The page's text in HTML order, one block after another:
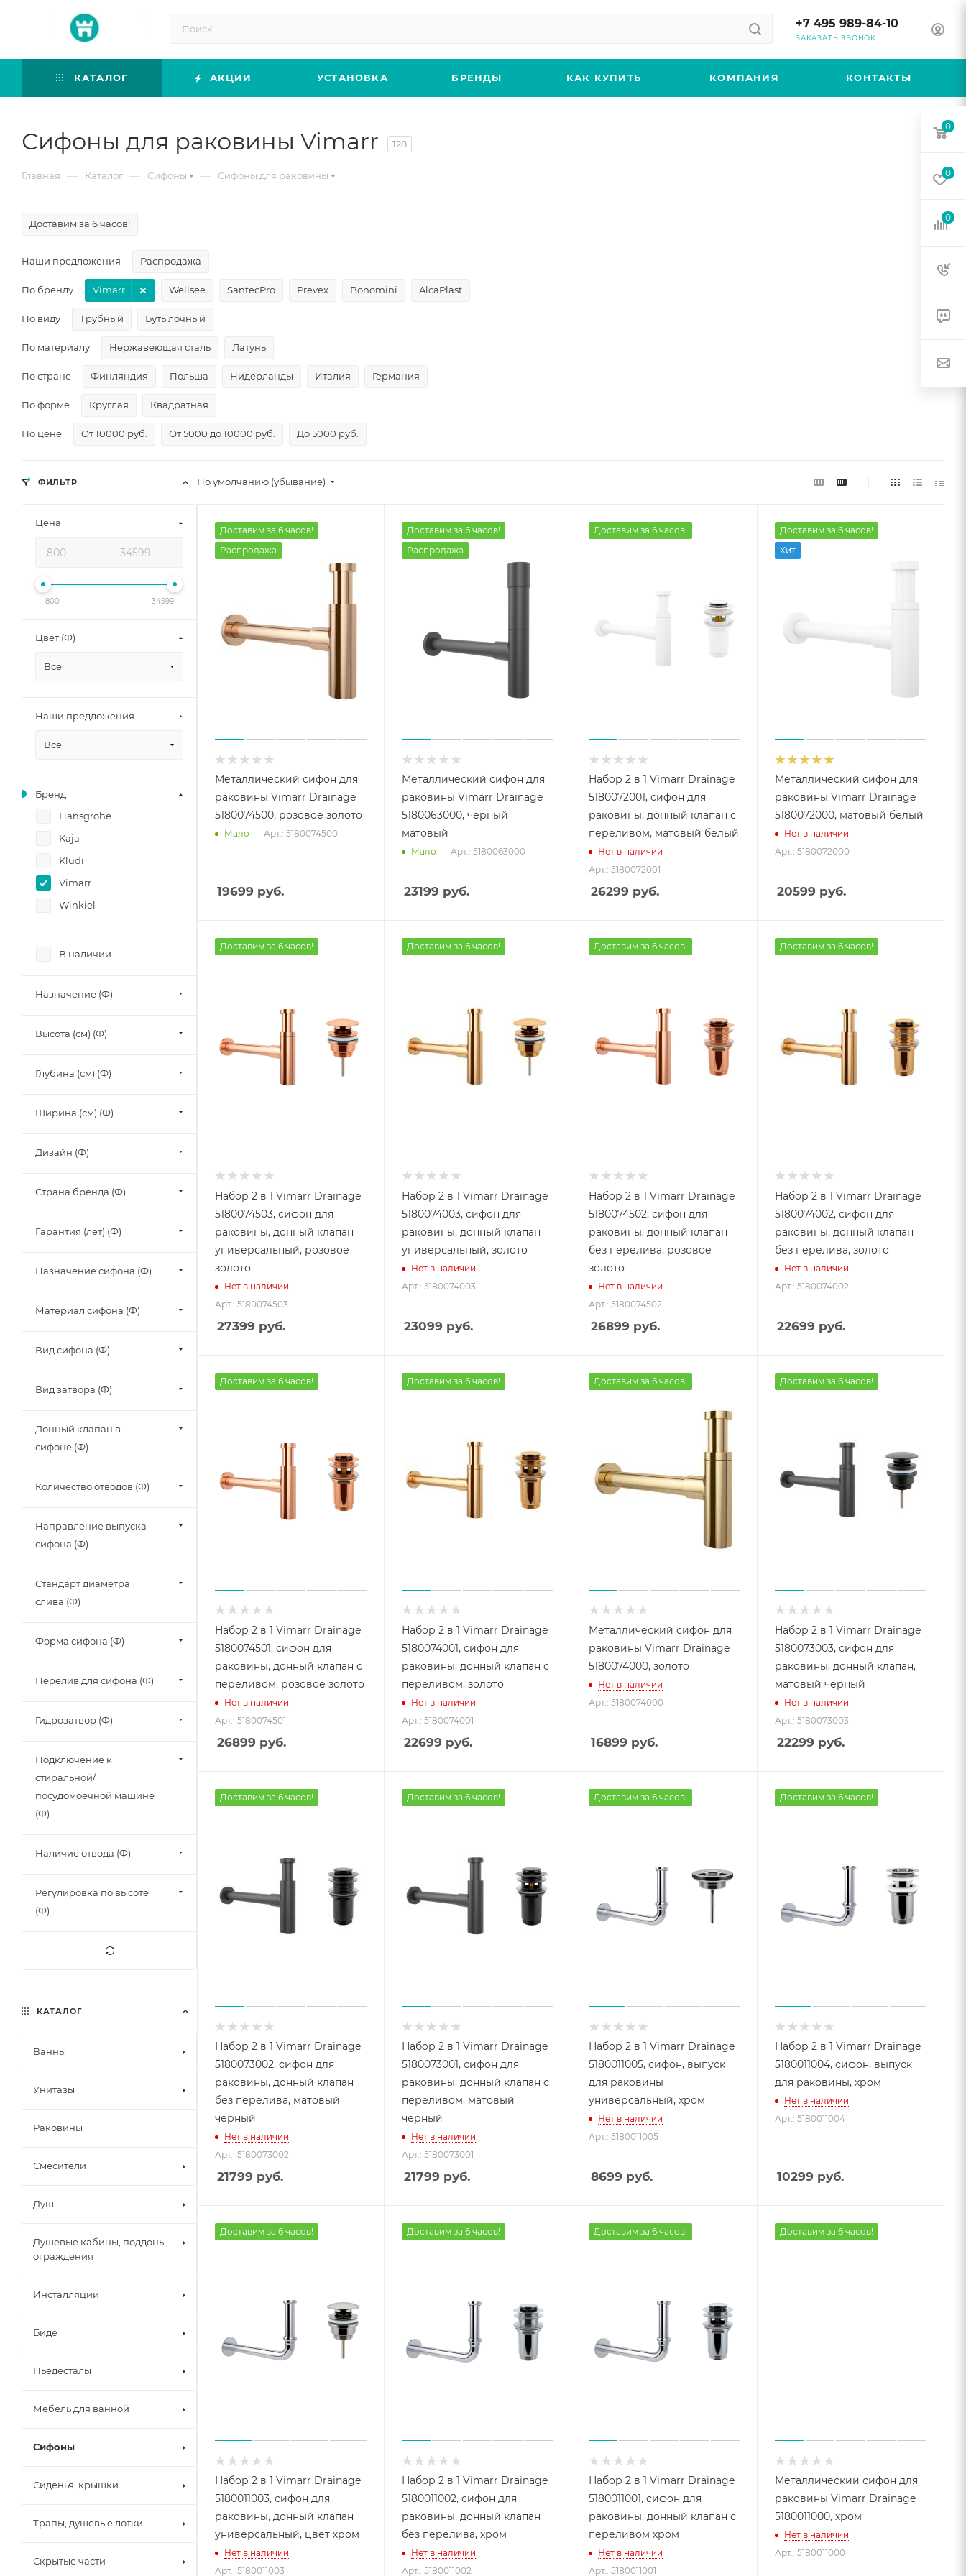
+7 495 989-84-10
ЗАКАЗАТЬ ЗВОНОК
КАТАЛОГ АКЦИИ УСТАНОВКА БРЕНДЫ КАК КУПИТЬ КОМПАНИЯ КОНТАКТЫ
Сифоны для раковины Vimarr 128
Главная — Каталог — Сифоны — Сифоны для раковины
Доставим за 6 часов!
Наши предложения Распродажа
По бренду Wellsee
Vimarr SantecPro Prevex Bonomini AlcaPlast
По виду Трубный Бутылочный
По материалу Нержавеющая сталь Латунь
По стране Финляндия Польша Нидерланды Италия Германия
По форме Круглая Квадратная
По цене От 10000 руб. От 5000 до 10000 руб. До 5000 руб.
По умолчанию (убывание)
Доставим за 6 часов!
Распродажа
Металлический сифон для
раковины Vimarr Drainage
5180074500, розовое золото
Мало Арт.: 5180074500
19699 руб.
Доставим за 6 часов!
Распродажа
Металлический сифон для
раковины Vimarr Drainage
5180063000, черный
матовый
Мало Арт.: 5180063000
23199 руб.
Доставим за 6 часов!
Набор 2 в 1 Vimarr Drainage
5180072001, сифон для
раковины, донный клапан с
переливом, матовый белый
Нет в наличии
Арт.: 5180072001
26299 руб.
Доставим за 6 часов!
Хит
Металлический сифон для
раковины Vimarr Drainage
5180072000, матовый белый
Нет в наличии
Арт.: 5180072000
20599 руб.
Доставим за 6 часов!
Набор 2 в 1 Vimarr Drainage
5180074503, сифон для
раковины, донный клапан
универсальный, розовое
золото
Нет в наличии
Арт.: 5180074503
27399 руб.
Доставим за 6 часов!
Набор 2 в 1 Vimarr Drainage
5180074003, сифон для
раковины, донный клапан
универсальный, золото
Нет в наличии
Арт.: 5180074003
23099 руб.
Доставим за 6 часов!
Набор 2 в 1 Vimarr Drainage
5180074502, сифон для
раковины, донный клапан
без перелива, розовое
золото
Нет в наличии
Арт.: 5180074502
26899 руб.
Доставим за 6 часов!
Набор 2 в 1 Vimarr Drainage
5180074002, сифон для
раковины, донный клапан
без перелива, золото
Нет в наличии
Арт.: 5180074002
22699 руб.
Доставим за 6 часов!
Набор 2 в 1 Vimarr Drainage
5180074501, сифон для
раковины, донный клапан с
переливом, розовое золото
Нет в наличии
Арт.: 5180074501
26899 руб.
Доставим за 6 часов!
Набор 2 в 1 Vimarr Drainage
5180074001, сифон для
раковины, донный клапан с
переливом, золото
Нет в наличии
Арт.: 5180074001
22699 руб.
Доставим за 6 часов!
Металлический сифон для
раковины Vimarr Drainage
5180074000, золото
Нет в наличии
Арт.: 5180074000
16899 руб.
Доставим за 6 часов!
Набор 2 в 1 Vimarr Drainage
5180073003, сифон для
раковины, донный клапан,
матовый черный
Нет в наличии
Арт.: 5180073003
22299 руб.
Доставим за 6 часов!
Набор 2 в 1 Vimarr Drainage
5180073002, сифон для
раковины, донный клапан
без перелива, матовый
черный
Нет в наличии
Арт.: 5180073002
21799 руб.
Доставим за 6 часов!
Набор 2 в 1 Vimarr Drainage
5180073001, сифон для
раковины, донный клапан с
переливом, матовый
черный
Нет в наличии
Арт.: 5180073001
21799 руб.
Доставим за 6 часов!
Набор 2 в 1 Vimarr Drainage
5180011005, сифон, выпуск
для раковины
универсальный, хром
Нет в наличии
Арт.: 5180011005
8699 руб.
Доставим за 6 часов!
Набор 2 в 1 Vimarr Drainage
5180011004, сифон, выпуск
для раковины, хром
Нет в наличии
Арт.: 5180011004
10299 руб.
Доставим за 6 часов!
Набор 2 в 1 Vimarr Drainage
5180011003, сифон для
раковины, донный клапан
универсальный, цвет хром
Нет в наличии
Арт.: 5180011003
Доставим за 6 часов!
Набор 2 в 1 Vimarr Drainage
5180011002, сифон для
раковины, донный клапан
без перелива, хром
Нет в наличии
Арт.: 5180011002
Доставим за 6 часов!
Набор 2 в 1 Vimarr Drainage
5180011001, сифон для
раковины, донный клапан с
переливом хром
Нет в наличии
Арт.: 5180011001
Доставим за 6 часов!
Металлический сифон для
раковины Vimarr Drainage
5180011000, хром
Нет в наличии
Арт.: 5180011000
ФИЛЬТР
Цена
800 34599
Цвет (Ф)
Все
Наши предложения
Все
Бренд
Hansgrohe
Kaja
Kludi
Vimarr
Winkiel
В наличии
Назначение (Ф)
Высота (см) (Ф)
Глубина (см) (Ф)
Ширина (см) (Ф)
Дизайн (Ф)
Страна бренда (Ф)
Гарантия (лет) (Ф)
Назначение сифона (Ф)
Материал сифона (Ф)
Вид сифона (Ф)
Вид затвора (Ф)
Донный клапан в
сифоне (Ф)
Количество отводов (Ф)
Направление выпуска
сифона (Ф)
Стандарт диаметра
слива (Ф)
Форма сифона (Ф)
Перелив для сифона (Ф)
Гидрозатвор (Ф)
Подключение к
стиральной/
посудомоечной машине
(Ф)
Наличие отвода (Ф)
Регулировка по высоте
(Ф)
КАТАЛОГ
Ванны
Унитазы
Раковины
Смесители
Душ
Душевые кабины, поддоны,
ограждения
Инсталляции
Биде
Пьедесталы
Мебель для ванной
Сифоны
Сиденья, крышки
Трапы, душевые лотки
Скрытые части
0
0
0